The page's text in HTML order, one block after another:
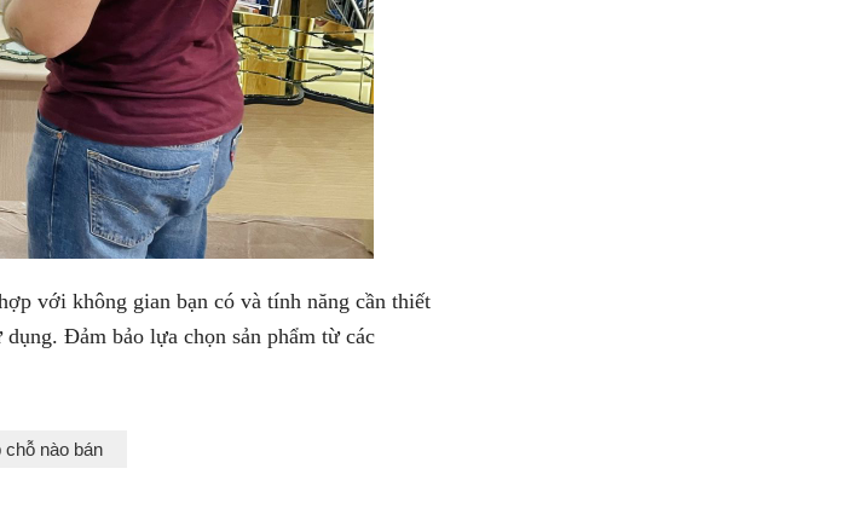
với không gian bạn có và tính năng cần thiết
Đảm bảo lựa chọn sản phẩm từ các
nào bán